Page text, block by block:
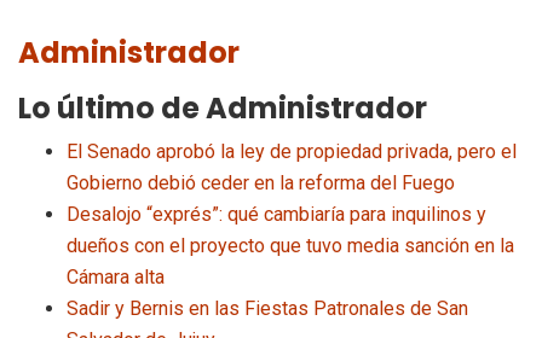
Administrador
Lo último de Administrador
El Senado aprobó la ley de propiedad privada, pero el
Gobierno debió ceder en la reforma del Fuego
Desalojo “exprés”: qué cambiaría para inquilinos y
dueños con el proyecto que tuvo media sanción en la
Cámara alta
Sadir y Bernis en las Fiestas Patronales de San